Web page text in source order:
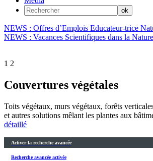
NEWS : Offres d’Emplois Educateur-trice
NEWS : Vacances Scientifiques dans la
1 2
Couvertures végétales
Toits végétaux, murs végétaux, forêts
et autres solutions mêlant les plantes aux
détaillé
Activer la recherche avancée
Recherche avancée activée